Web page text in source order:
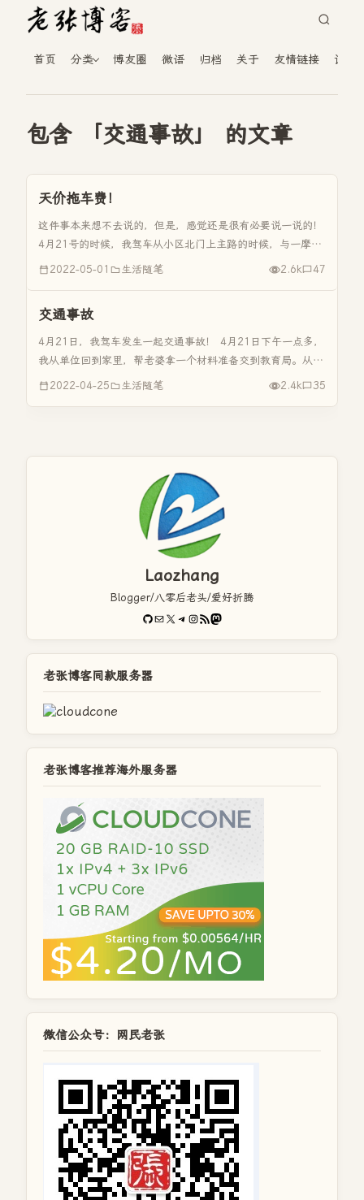
首页 分类 博友圈 微语 归档 关于 友情链接 读者
包含 「交通事故」 的文章
天价拖车费！
这件事本来想不去说的，但是，感觉还是很有必要说一说的！
4月21号的时候，我驾车从小区北门上主路的时候，与一摩托
车发生了交通事故。《交通事故》发生之后，我选择了报警处
2022-05-01 生活随笔 2.6k 47
交通事故
4月21日，我驾车发生一起交通事故！ 4月21日下午一点多，
我从单位回到家里，帮老婆拿一个材料准备交到教育局。从小
区的北门出来驾向东西方向的主路。东西方向主路是双向六车
2022-04-25 生活随笔 2.4k 35
Laozhang
Blogger/八零后老头/爱好折腾
GitHub
电子邮件X Telegram
Instagram
RSS FeedMastodon
老张博客同款服务器
老张博客推荐海外服务器
微信公众号：网民老张